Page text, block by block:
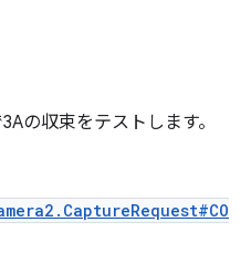
の収束をテストします。